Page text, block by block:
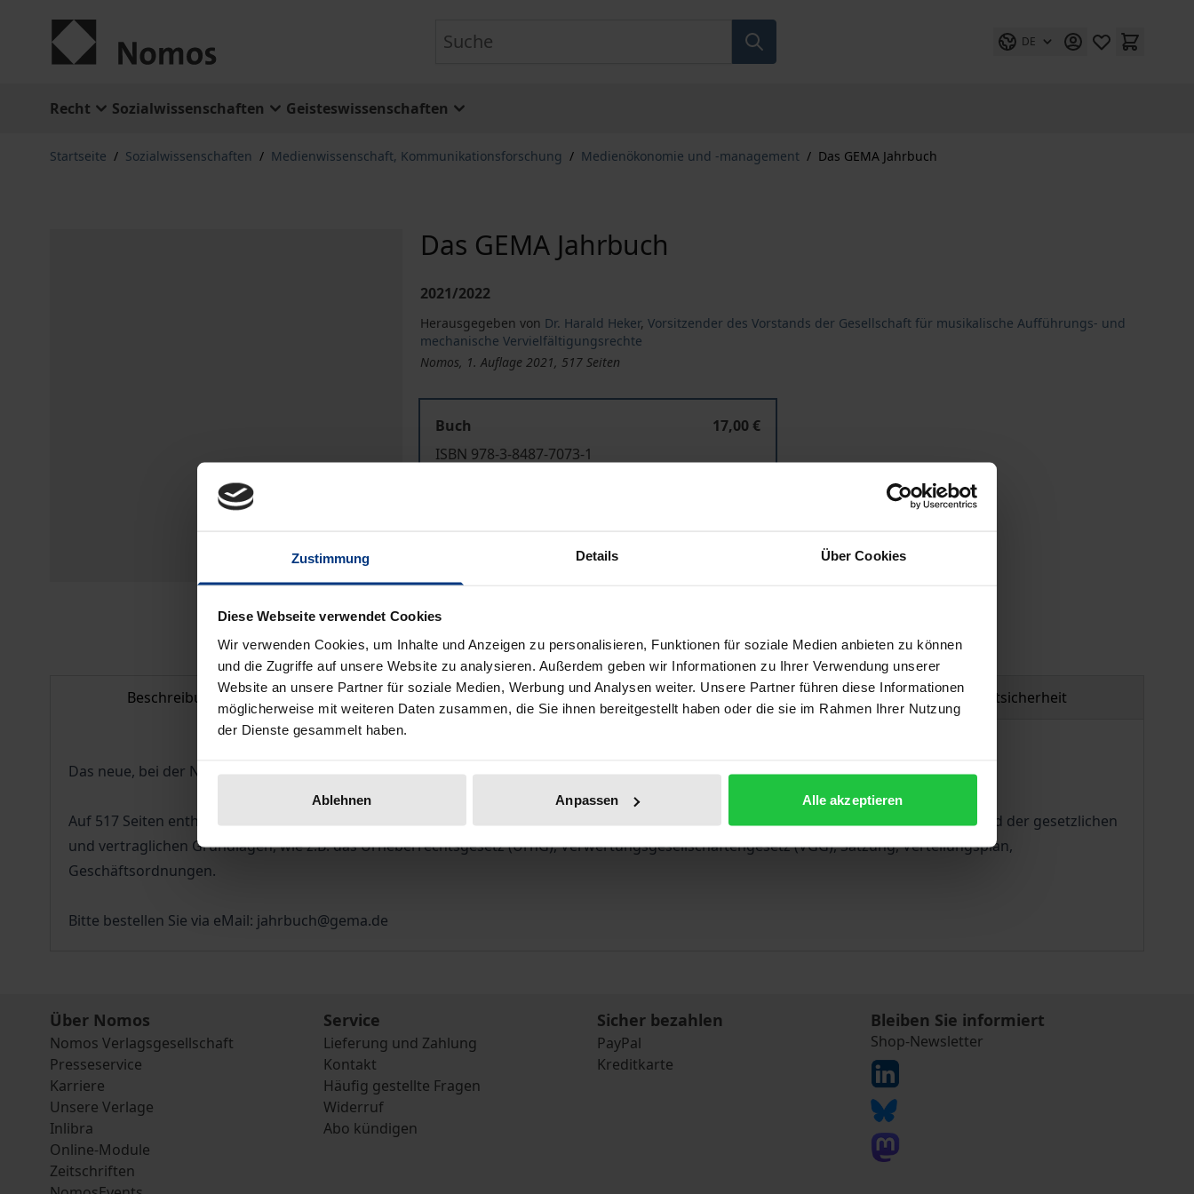
Zustimmung Details Über Cookies
Diese Webseite verwendet Cookies
Wir verwenden Cookies, um Inhalte und Anzeigen zu personalisieren, Funktionen für soziale Medien anbieten zu können
und die Zugriffe auf unsere Website zu analysieren. Außerdem geben wir Informationen zu Ihrer Verwendung unserer
Website an unsere Partner für soziale Medien, Werbung und Analysen weiter. Unsere Partner führen diese Informationen
möglicherweise mit weiteren Daten zusammen, die Sie ihnen bereitgestellt haben oder die sie im Rahmen Ihrer Nutzung
der Dienste gesammelt haben.
Ablehnen Anpassen Alle akzeptieren
DE
Recht Sozialwissenschaften Geisteswissenschaften
Startseite / Sozialwissenschaften / Medienwissenschaft, Kommunikationsforschung / Medienökonomie und -management / Das GEMA Jahrbuch
Das GEMA Jahrbuch
2021/2022
Herausgegeben von Dr. Harald Heker,Vorsitzender des Vorstands der Gesellschaft für musikalische Aufführungs- und
mechanische Vervielfältigungsrechte
Nomos, 1. Auflage 2021, 517 Seiten
Buch
17,00 €
ISBN 978-3-8487-7073-1
In den Warenkorb Zur Wunschliste hinzufügen
Hinweise zu Versandkosten
Bitte bestellen Sie via eMail: jahrbuch@gema.de
Beschreibung Bibliografische Angaben Zusatzmaterial Produktsicherheit
Das neue, bei der Nomos Verlagsgesellschaft Baden-Baden erschienene, GEMA-Jahrbuch 2021/2022 liegt nun bereits im 31. Jahrgang vor.
Auf 517 Seiten enthält es umfassende Angaben und Texte zur Struktur und wirtschaftlichen Situation der GEMA, sowie den neuesten Stand der gesetzlichen
und vertraglichen Grundlagen, wie z.B. das Urheberrechtsgesetz (UrhG), Verwertungsgesellschaftengesetz (VGG), Satzung, Verteilungsplan,
Geschäftsordnungen.
Bitte bestellen Sie via eMail: jahrbuch@gema.de
Über Nomos
Nomos Verlagsgesellschaft
Presseservice
Karriere
Unsere Verlage
Inlibra
Online-Module
Zeitschriften
Service
Lieferung und Zahlung
Kontakt
Häufig gestellte Fragen
Widerruf
Abo kündigen
Sicher bezahlen
PayPal
Kreditkarte
Bleiben Sie informiert
Shop-Newsletter